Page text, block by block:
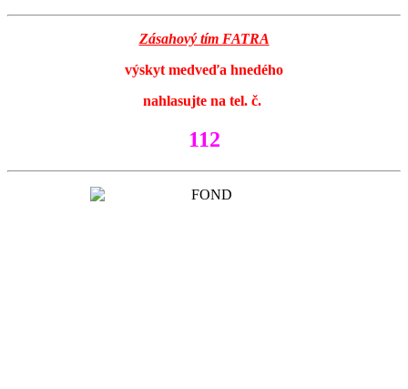
Zásahový tím FATRA
výskyt medveďa hnedého
nahlasujte na tel. č.
112